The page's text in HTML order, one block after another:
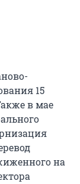
15
в мае
на